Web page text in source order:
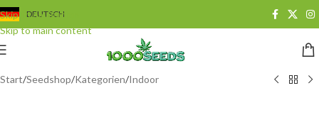
Skip to navigation
Skip to main content
DEUTSCH
Start/Seedshop/Kategorien/Indoor